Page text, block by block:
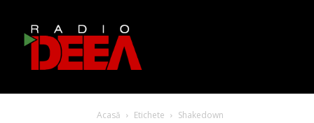
Acasă Etichete Shakedown